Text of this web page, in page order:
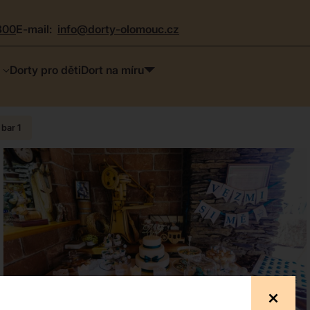
e-mail: info@dorty-olomouc.cz
Dorty pro dětiDort na míru
1